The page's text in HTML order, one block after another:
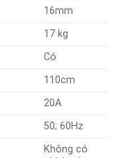
16mm
17 kg
Có
110cm
20A
50; 60Hz
Không có